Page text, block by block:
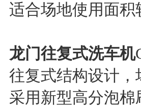
适合场地使用面
龙门往复式洗车机
往复式结构设计
采用新型高分泡